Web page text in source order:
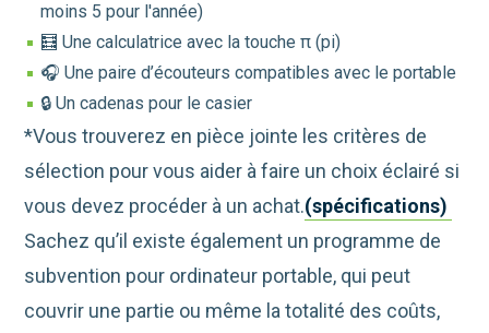
moins 5 pour l'année)
🧮 Une calculatrice avec la touche π (pi)
🎧 Une paire d’écouteurs compatibles avec le portable
🔒 Un cadenas pour le casier
*Vous trouverez en pièce jointe les critères de
sélection pour vous aider à faire un choix éclairé si
vous devez procéder à un achat.(spécifications)
Sachez qu’il existe également un programme de
subvention pour ordinateur portable, qui peut
couvrir une partie ou même la totalité des coûts,